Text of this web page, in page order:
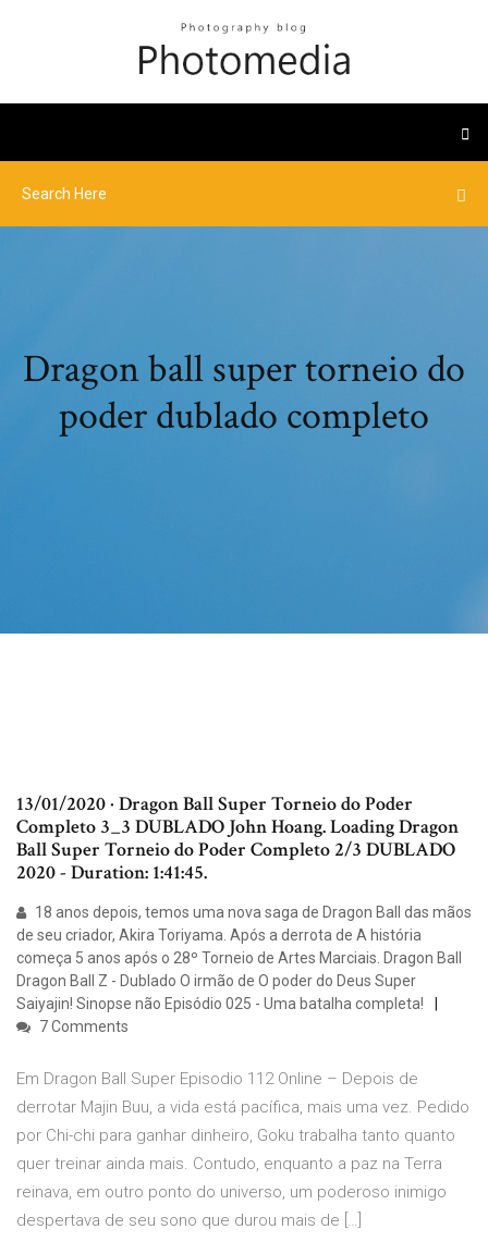
Dragon ball super torneio do
poder dublado completo
13/01/2020 · Dragon Ball Super Torneio do Poder
Completo 3_3 DUBLADO John Hoang. Loading Dragon
Ball Super Torneio do Poder Completo 2/3 DUBLADO
2020 - Duration: 1:41:45.
18 anos depois, temos uma nova saga de Dragon Ball das mãos
de seu criador, Akira Toriyama. Após a derrota de A história
começa 5 anos após o 28º Torneio de Artes Marciais. Dragon Ball
Dragon Ball Z - Dublado O irmão de O poder do Deus Super
Saiyajin! Sinopse não Episódio 025 - Uma batalha completa!
7 Comments
Em Dragon Ball Super Episodio 112 Online – Depois de
derrotar Majin Buu, a vida está pacífica, mais uma vez. Pedido
por Chi-chi para ganhar dinheiro, Goku trabalha tanto quanto
quer treinar ainda mais. Contudo, enquanto a paz na Terra
reinava, em outro ponto do universo, um poderoso inimigo
despertava de seu sono que durou mais de […]